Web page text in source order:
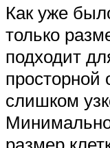
Как уже
только
подходит
просторной
слишком
размер